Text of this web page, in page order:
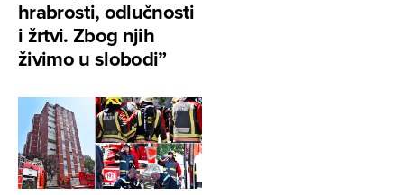
hrabrosti, odlučnosti
i žrtvi. Zbog njih
živimo u slobodi”